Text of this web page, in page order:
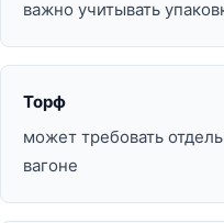
важно учитывать
Торф
может требовать
вагоне